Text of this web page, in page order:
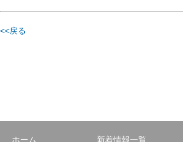
<<戻る
ホーム 新着情報一覧